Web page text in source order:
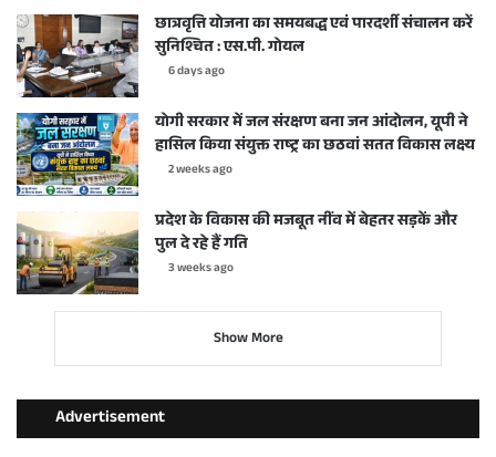
छात्रवृत्ति योजना का समयबद्ध एवं पारदर्शी संचालन करें
सुनिश्चित : एस.पी. गोयल
6 days ago
योगी सरकार में जल संरक्षण बना जन आंदोलन, यूपी ने
हासिल किया संयुक्त राष्ट्र का छठवां सतत विकास लक्ष्य
2 weeks ago
प्रदेश के विकास की मजबूत नींव में बेहतर सड़कें और
पुल दे रहे हैं गति
3 weeks ago
Show More
Advertisement